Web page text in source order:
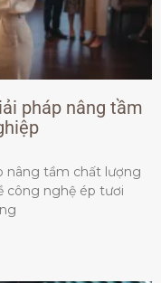
pháp nâng tầm
nâng tầm chất lượng
công nghệ ép tươi